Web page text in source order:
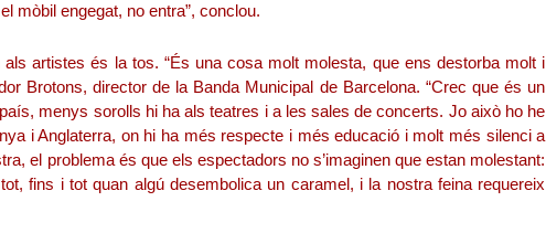
mòbil engegat, no entra”, conclou.
artistes és la tos. “És una cosa molt molesta, que ens destorba molt i
Brotons, director de la Banda Municipal de Barcelona. “Crec que és un
menys sorolls hi ha als teatres i a les sales de concerts. Jo això ho he
i Anglaterra, on hi ha més respecte i més educació i molt més silenci a
el problema és que els espectadors no s’imaginen que estan molestant:
fins i tot quan algú desembolica un caramel, i la nostra feina requereix